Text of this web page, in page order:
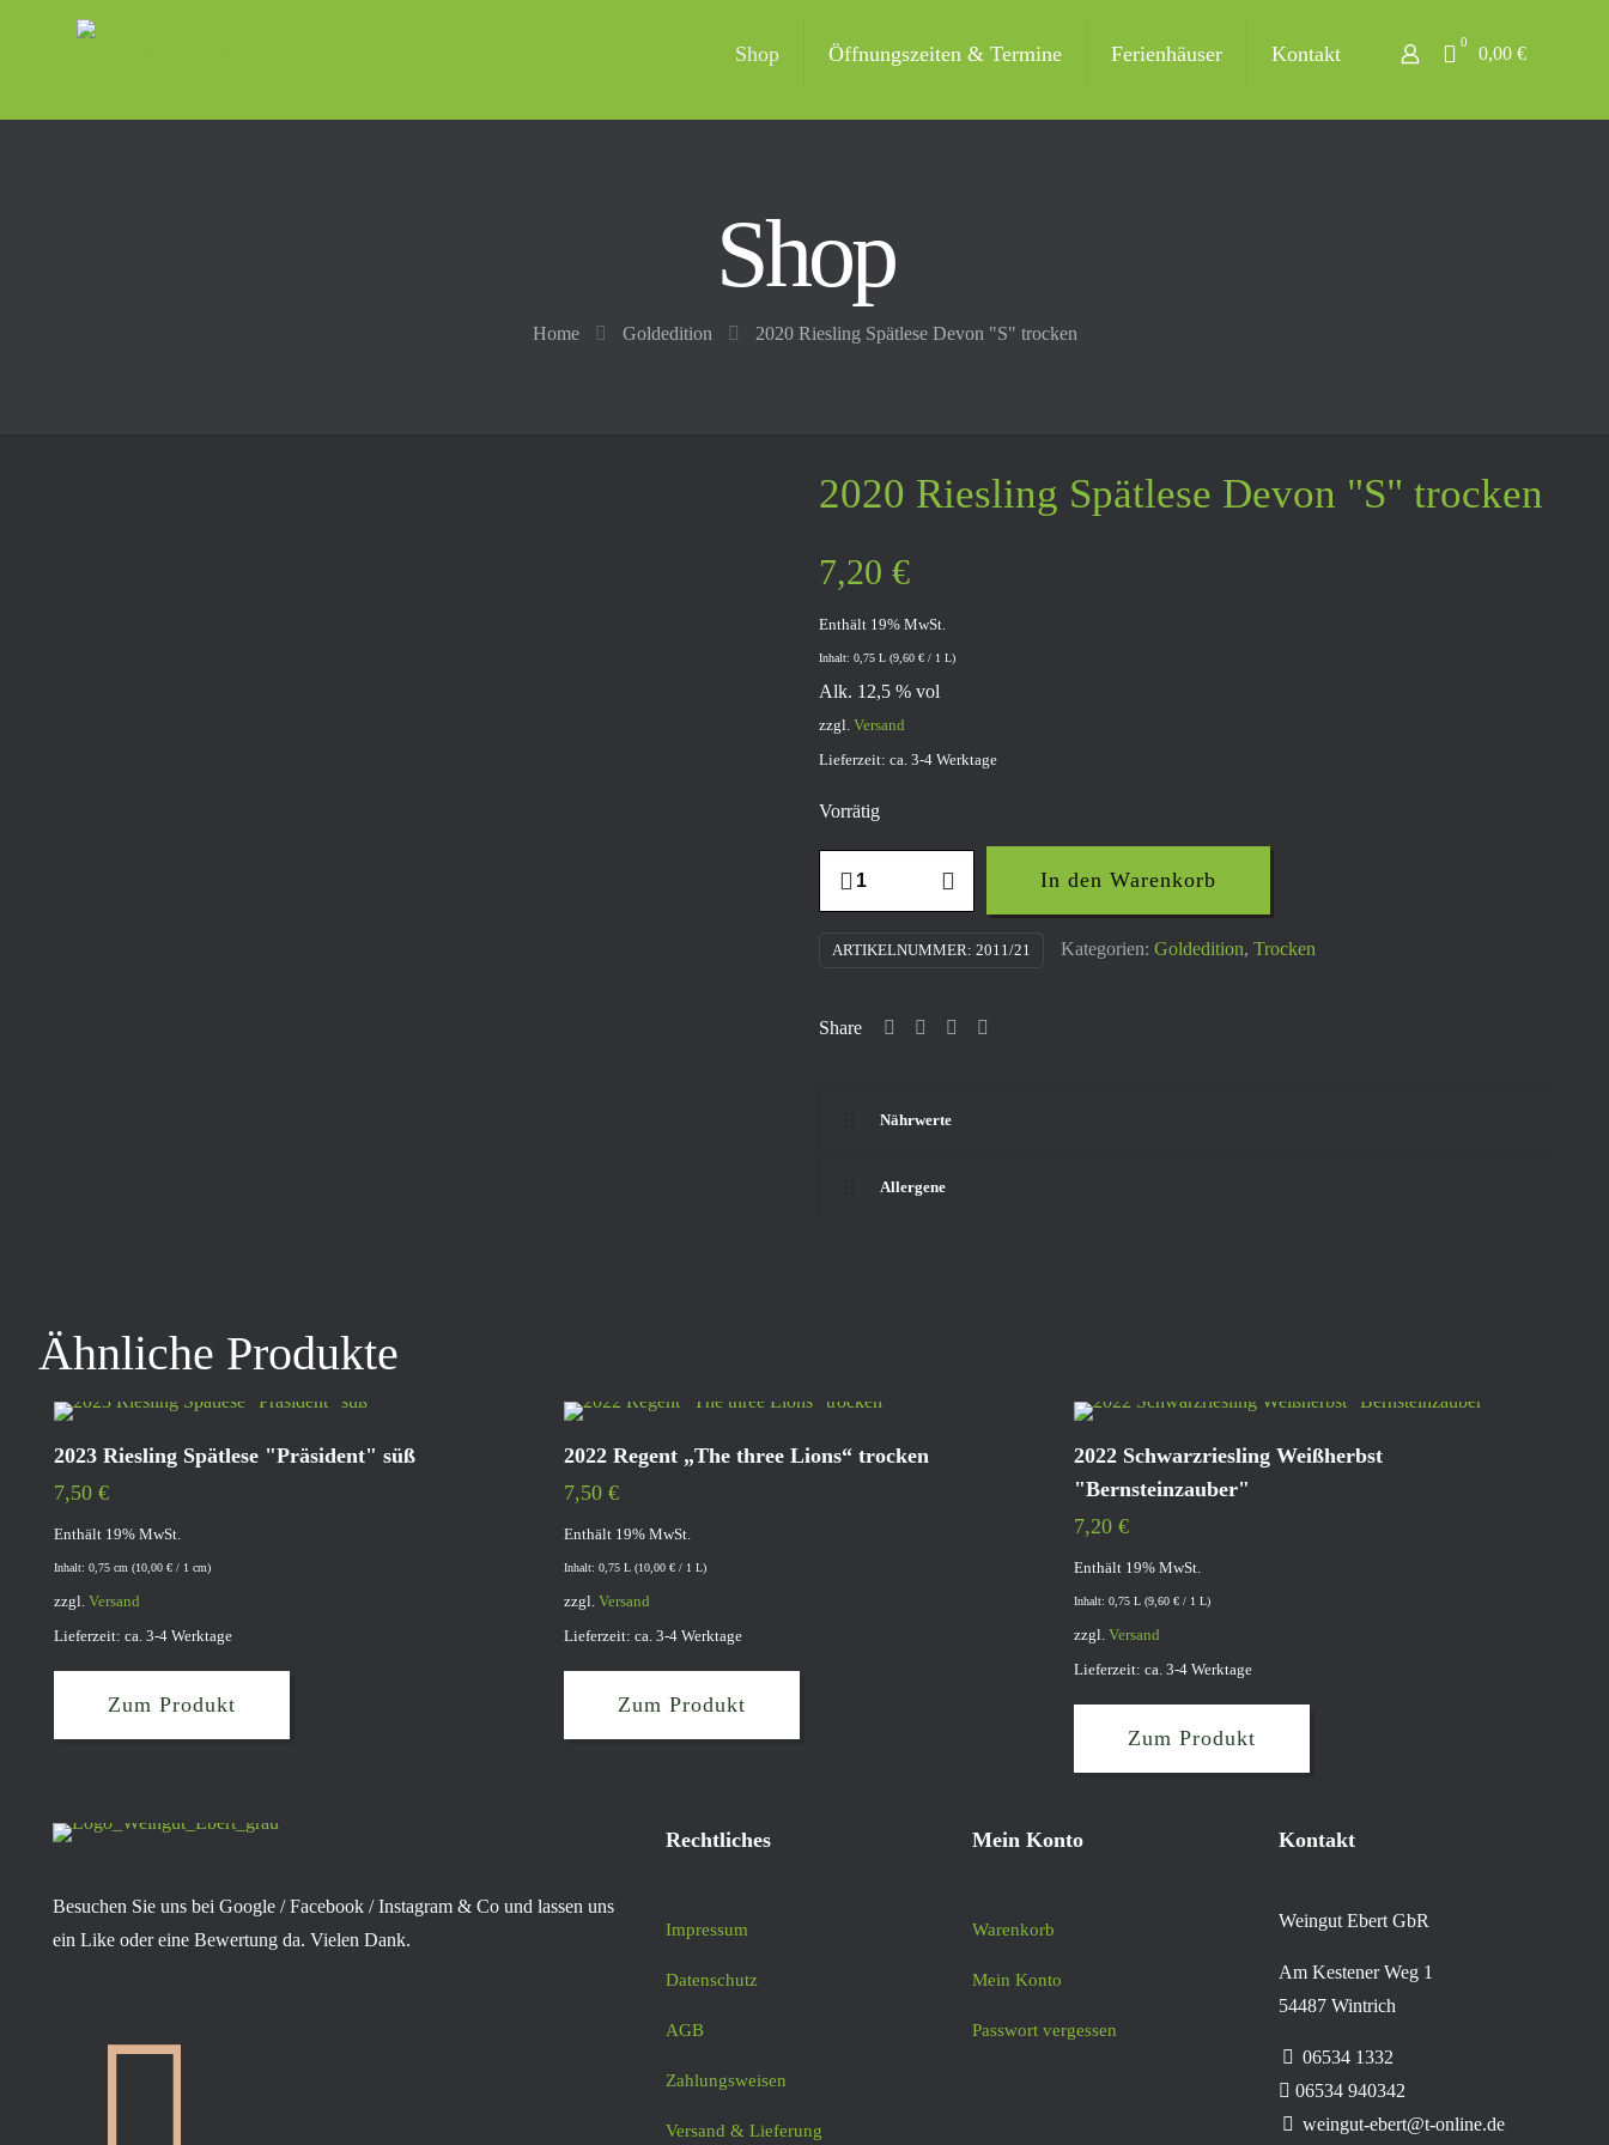
Shop Öffnungszeiten & Termine Ferienhäuser Kontakt 0
0,00 €
Shop
Home Goldedition 2020 Riesling Spätlese Devon "S" trocken
2020 Riesling Spätlese Devon "S" trocken
7,20 €
Enthält 19% MwSt.
Inhalt: 0,75 L (9,60 € / 1 L)
Alk. 12,5 % vol
zzgl. Versand
Lieferzeit: ca. 3-4 Werktage
Vorrätig
trocken
In den Warenkorb
ARTIKELNUMMER: 2011/21 Kategorien: Goldedition, Trocken
Share
Nährwerte
Allergene
Ähnliche Produkte
2023 Riesling Spätlese "Präsident" süß
7,50 €
Enthält 19% MwSt.
Inhalt: 0,75 cm (10,00 €/ 1 cm)
zzgl. Versand
Lieferzeit: ca. 3-4 Werktage
Zum Produkt
2022 Regent „The three Lions“ trocken
7,50€
Enthält 19% MwSt.
Inhalt: 0,75 L (10,00€ / 1 L)
zzgl.Versand
Lieferzeit: ca. 3-4 Werktage
Zum Produkt
2022 Schwarzriesling Weißherbst
"Bernsteinzauber"
7,20€
Enthält 19% MwSt.
Inhalt: 0,75 L (9,60€ / 1 L)
zzgl.Versand
Lieferzeit: ca. 3-4 Werktage
Zum Produkt
Besuchen Sie uns bei Google / Facebook / Instagram & Co und lassen uns
ein Like oder eine Bewertung da. Vielen Dank.
Rechtliches
Impressum
Datenschutz
AGB
Zahlungsweisen
Versand & Lieferung
Mein Konto
Warenkorb
Mein Konto
Passwort vergessen
Kontakt
Weingut Ebert GbR
Am Kestener Weg 1
54487 Wintrich
06534 1332
06534 940342
weingut-ebert@t-online.de